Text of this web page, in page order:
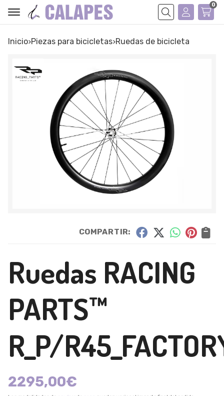
Buscar
0
Inicio piezas para bicicletas ruedas de bicicleta
COMPARTIR:
Ruedas RACING
PARTS™
R_P/
2295,00€